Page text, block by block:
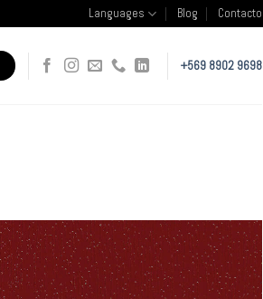
Languages Blog Contacto
+569 8902 9698